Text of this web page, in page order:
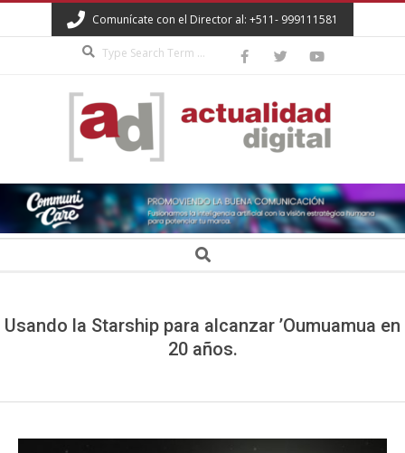
to
Comunícate con el Director al: +511- 999111581
ACTUALIDAD
DIGITAL Search
Usando la Starship para alcanzar ’Oumuamua en
20 años.